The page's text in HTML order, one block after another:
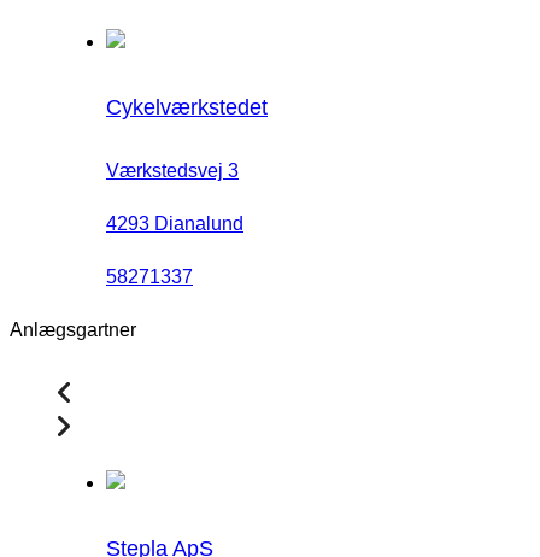
Cykelværkstedet
Værkstedsvej 3
4293 Dianalund
58271337
Anlægsgartner
Stepla ApS